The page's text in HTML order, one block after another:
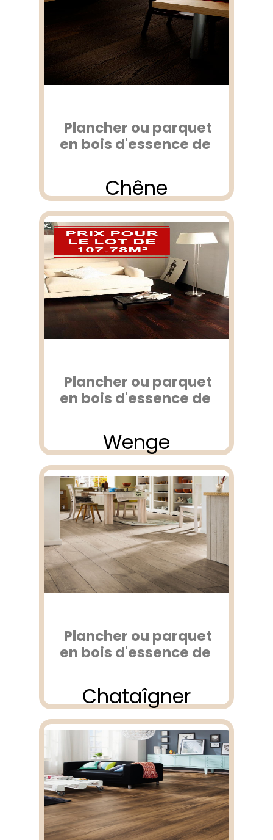
Plancher ou parquet
en bois d'essence de
Chêne
Plancher ou parquet
en bois d'essence de
Wenge
Plancher ou parquet
en bois d'essence de
Chataîgner